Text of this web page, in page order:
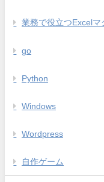
業務で役立つExcelマ
go
Python
Windows
Wordpress
自作ゲーム